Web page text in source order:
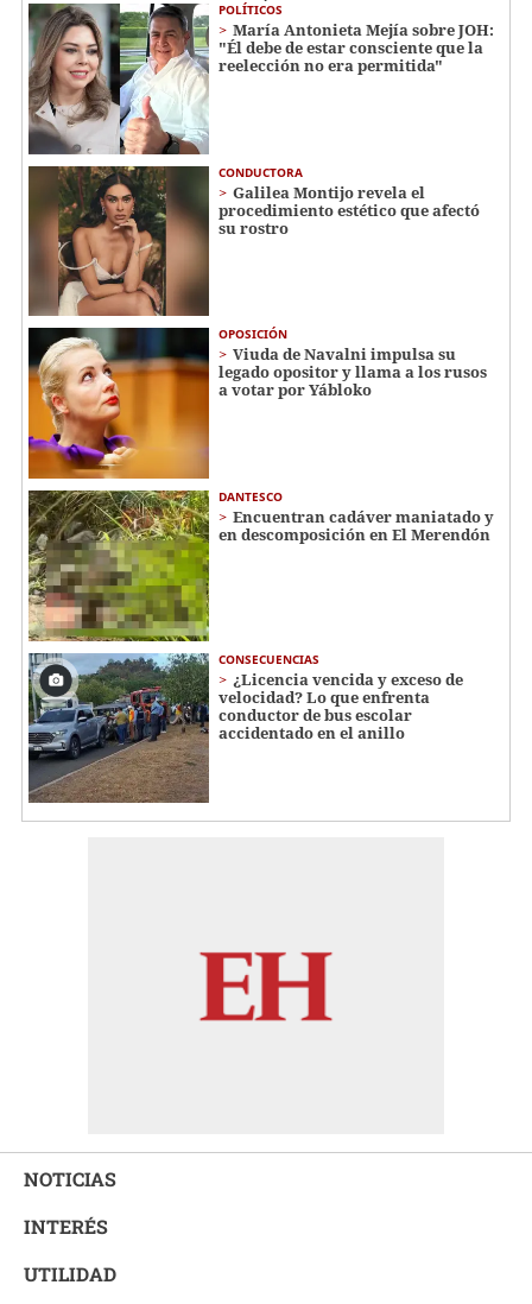
POLÍTICOS
María Antonieta Mejía sobre JOH:
"Él debe de estar consciente que la
reelección no era permitida"
CONDUCTORA
Galilea Montijo revela el
procedimiento estético que afectó
su rostro
OPOSICIÓN
Viuda de Navalni impulsa su
legado opositor y llama a los rusos
a votar por Yábloko
DANTESCO
Encuentran cadáver maniatado y
en descomposición en El Merendón
CONSECUENCIAS
¿Licencia vencida y exceso de
velocidad? Lo que enfrenta
conductor de bus escolar
accidentado en el anillo
NOTICIAS
INTERÉS
UTILIDAD